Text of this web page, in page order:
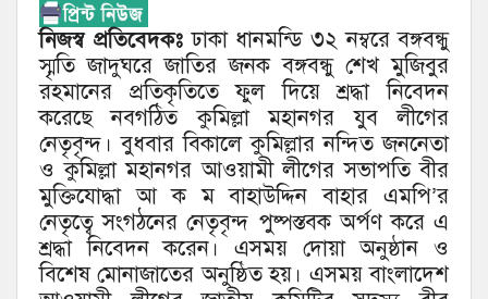
নিজস্ব প্রতিবেদকঃ ঢাকা ধানমন্ডি ৩২ নম্বরে বঙ্গবন্ধু
স্মৃতি জাদুঘরে জাতির জনক বঙ্গবন্ধু শেখ মুজিবুর
রহমানের প্রতিকৃতিতে ফুল দিয়ে শ্রদ্ধা নিবেদন
করেছে নবগঠিত কুমিল্লা মহানগর যুব লীগের
নেতৃবৃন্দ। বুধবার বিকালে কুমিল্লার নন্দিত জননেতা
ও কুমিল্লা মহানগর আওয়ামী লীগের সভাপতি বীর
মুক্তিযোদ্ধা আ ক ম বাহাউদ্দিন বাহার এমপি’র
নেতৃত্বে সংগঠনের নেতৃবৃন্দ পুষ্পস্তবক অর্পণ করে এ
শ্রদ্ধা নিবেদন করেন। এসময় দোয়া অনুষ্ঠান ও
বিশেষ মোনাজাতের অনুষ্ঠিত হয়। এসময় বাংলাদেশ